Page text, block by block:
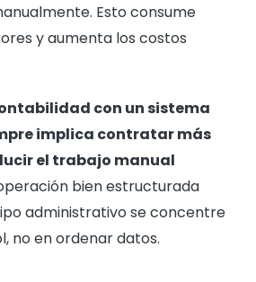
Esto consume
y aumenta los costos
con un sistema
implica contratar más
el trabajo manual
bien estructurada
administrativo se concentre
no en ordenar datos.